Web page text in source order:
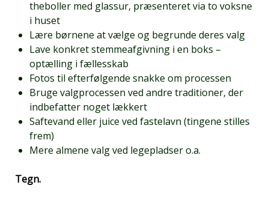
theboller med glassur, præsenteret via to voksne
i huset
Lære børnene at vælge og begrunde deres valg
Lave konkret stemmeafgivning i en boks –
optælling i fællesskab
Fotos til efterfølgende snakke om processen
Bruge valgprocessen ved andre traditioner, der
indbefatter noget lækkert
Saftevand eller juice ved fastelavn (tingene stilles
frem)
Mere almene valg ved legepladser o.a.
Tegn.